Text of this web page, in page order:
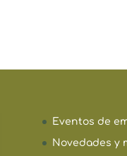
Eventos de
Novedades y